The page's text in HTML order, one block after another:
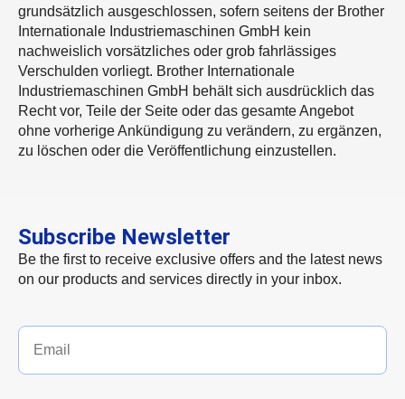
grundsätzlich ausgeschlossen, sofern seitens der Brother
Internationale Industriemaschinen GmbH kein
nachweislich vorsätzliches oder grob fahrlässiges
Verschulden vorliegt. Brother Internationale
Industriemaschinen GmbH behält sich ausdrücklich das
Recht vor, Teile der Seite oder das gesamte Angebot
ohne vorherige Ankündigung zu verändern, zu ergänzen,
zu löschen oder die Veröffentlichung einzustellen.
Subscribe Newsletter
Be the first to receive exclusive offers and the latest news
on our products and services directly in your inbox.